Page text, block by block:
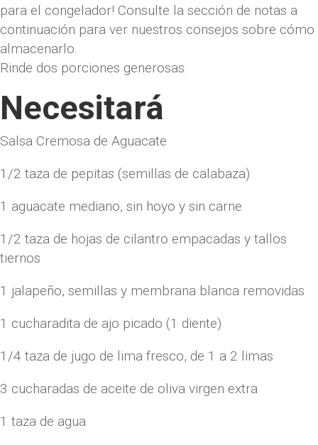
para el congelador! Consulte la sección de notas a
continuación para ver nuestros consejos sobre cómo
almacenarlo.
Rinde dos porciones generosas.
Necesitará
Salsa Cremosa de Aguacate
1/2 taza de pepitas (semillas de calabaza)
1 aguacate mediano, sin hoyo y sin carne
1/2 taza de hojas de cilantro empacadas y tallos
tiernos
1 jalapeño, semillas y membrana blanca removidas
1 cucharadita de ajo picado (1 diente)
1/4 taza de jugo de lima fresco, de 1 a 2 limas
3 cucharadas de aceite de oliva virgen extra
1 taza de agua